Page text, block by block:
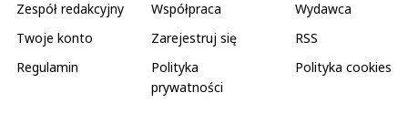
Zespół redakcyjny Współpraca
Wydawca
Twoje konto
Zarejestruj się
RSS
Regulamin
Polityka
prywatności
Polityka cookies